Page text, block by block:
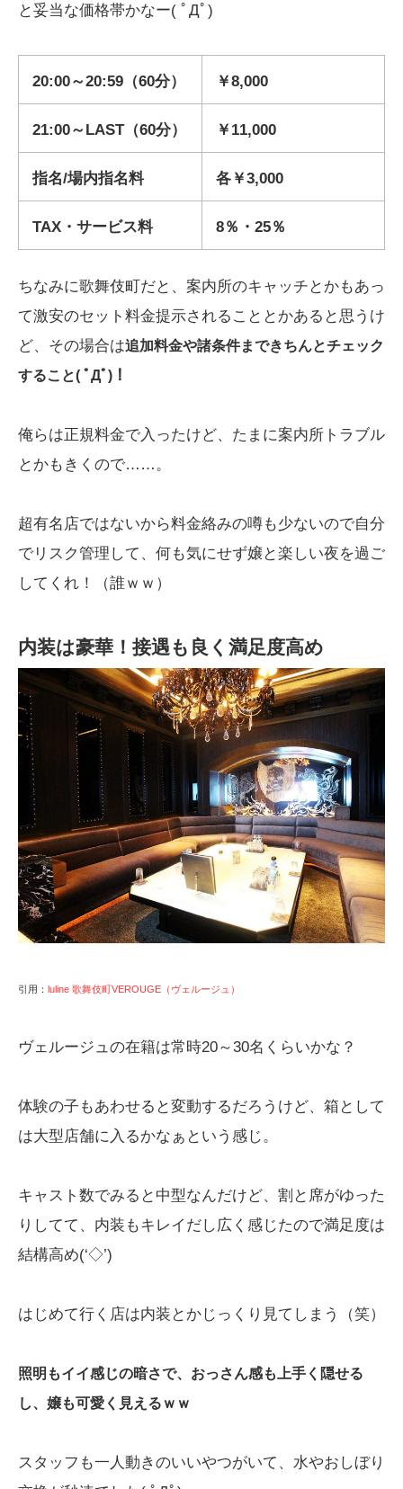
と妥当な価格帯かなー( ﾟДﾟ)
20:00～20:59（60分） ￥8,000
21:00～LAST（60分） ￥11,000
指名/場内指名料 各￥3,000
TAX・サービス料 8％・25％
ちなみに歌舞伎町だと、案内所のキャッチとかもあっ
て激安のセット料金提示されることとかあると思うけ
ど、その場合は追加料金や諸条件まできちんとチェック
すること( ﾟДﾟ)！
俺らは正規料金で入ったけど、たまに案内所トラブル
とかもきくので……。
超有名店ではないから料金絡みの噂も少ないので自分
でリスク管理して、何も気にせず嬢と楽しい夜を過ご
してくれ！（誰ｗｗ）
内装は豪華！接遇も良く満足度高め
引用： luline 歌舞伎町VEROUGE（ヴェルージュ）
ヴェルージュの在籍は常時20～30名くらいかな？
体験の子もあわせると変動するだろうけど、箱として
は大型店舗に入るかなぁという感じ。
キャスト数でみると中型なんだけど、割と席がゆった
りしてて、内装もキレイだし広く感じたので満足度は
結構高め(‘◇’)ゞ
はじめて行く店は内装とかじっくり見てしまう（笑）
照明もイイ感じの暗さで、おっさん感も上手く隠せる
し、嬢も可愛く見えるｗｗ
スタッフも一人動きのいいやつがいて、水やおしぼり